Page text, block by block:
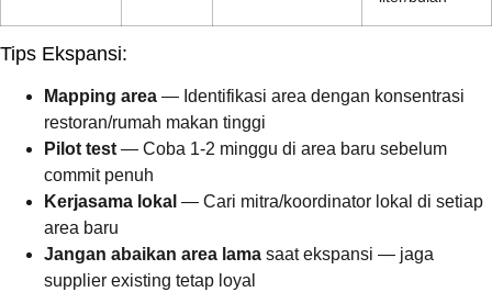
Tips Ekspansi:
Mapping area — Identifikasi area dengan konsentrasi
restoran/rumah makan tinggi
Pilot test — Coba 1-2 minggu di area baru sebelum
commit penuh
Kerjasama lokal — Cari mitra/koordinator lokal di setiap
area baru
Jangan abaikan area lama saat ekspansi — jaga
supplier existing tetap loyal